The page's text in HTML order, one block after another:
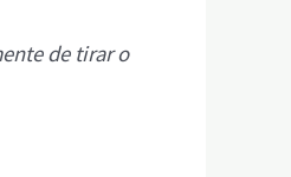
de tirar o